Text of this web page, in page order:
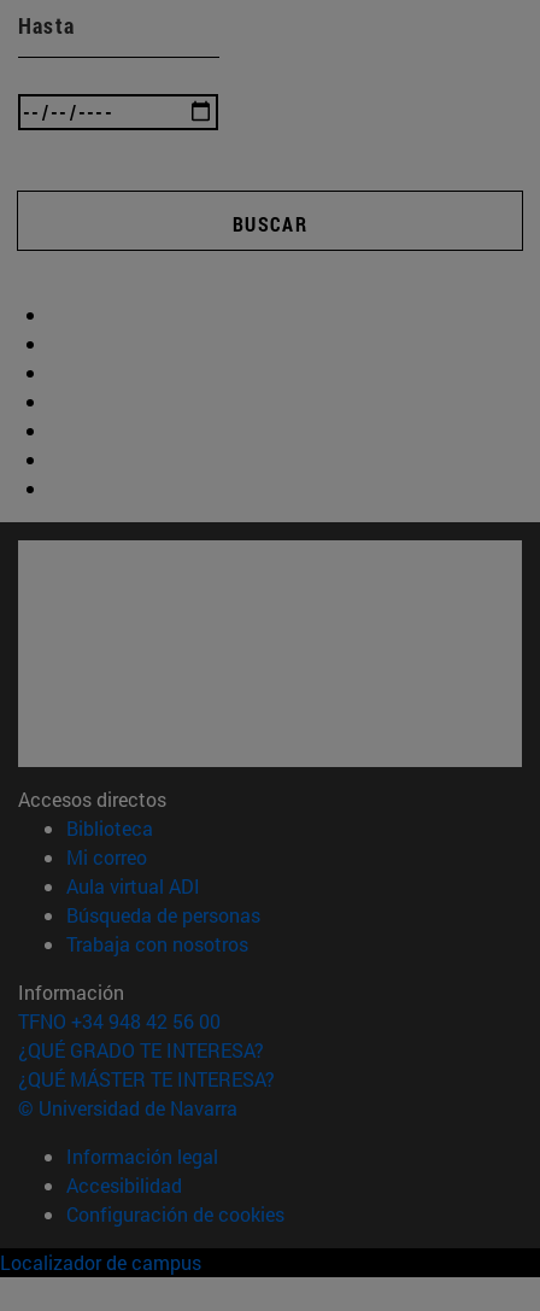
Hasta
BUSCAR
Accesos directos
Biblioteca
Mi correo(abre en nueva ventana)
Aula virtual ADI
Búsqueda de personas(abre en nueva ventana)
Trabaja con nosotros(abre en nueva ventana)
Información
TFNO +34 948 42 56 00
¿QUÉ GRADO TE INTERESA?
¿QUÉ MÁSTER TE INTERESA?
© Universidad de Navarra
Información legal
Accesibilidad
Configuración de cookies
Localizador de campus